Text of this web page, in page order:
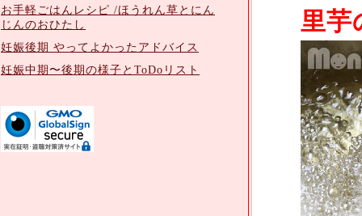
お手軽ごはんレシピ /ほうれん草とにん
じんのおひたし
妊娠後期 やってよかったアドバイス
妊娠中期〜後期の様子とToDoリスト
⾥芋